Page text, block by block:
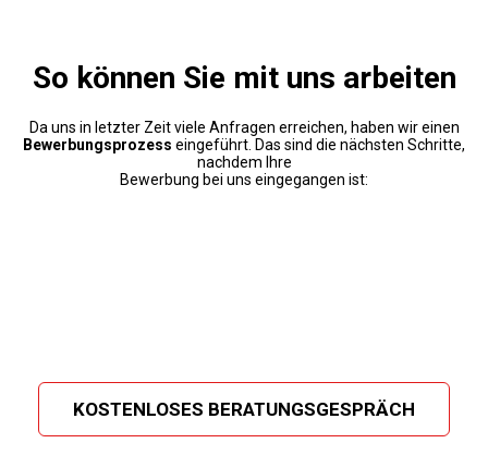
So können Sie mit uns arbeiten
Da uns in letzter Zeit viele Anfragen erreichen, haben wir einen
Bewerbungsprozess eingeführt. Das sind die nächsten Schritte,
nachdem Ihre
Bewerbung bei uns eingegangen ist:
KOSTENLOSES BERATUNGSGESPRÄCH